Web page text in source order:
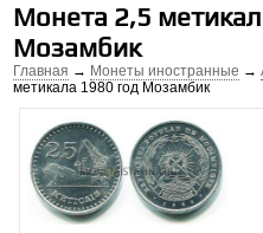
Монета 2,5
Мозамбик
Главная → Монеты иностранные →
метикала 1980 год Мозамбик